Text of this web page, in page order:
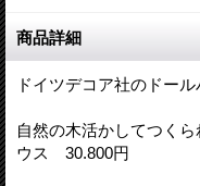
商品詳細
ドイツデコア社のドール
自然の木活かしてつく
ウス 30.800円